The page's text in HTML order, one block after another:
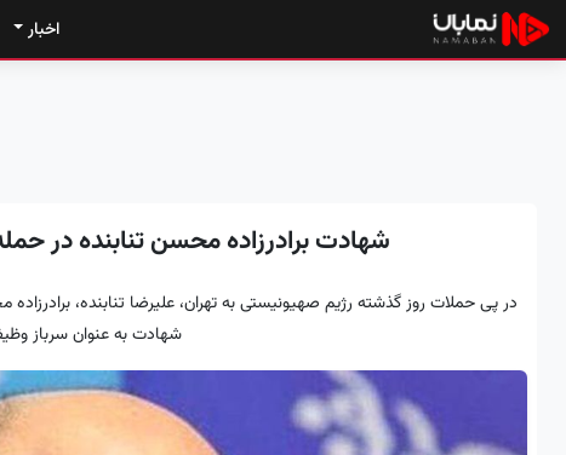
اخبار
شهادت برادرزاده محسن تنابنده در
در پی حملات روز گذشته رژیم صهیونیستی به تهران، علیرضا تنابنده،
شهادت به عنوان سرباز